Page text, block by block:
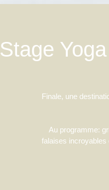
Stage
Finale, une
Au programme:
falaises